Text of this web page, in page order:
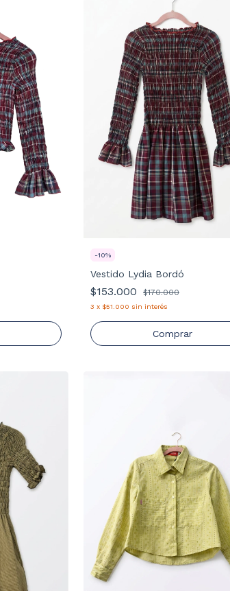
-10%
Vestido Lydia Bordó
$153.000 $170.000
3 x $51.000 sin interés
Comprar